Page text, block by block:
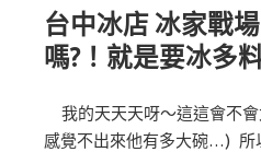
台中冰店 冰家戰
嗎?！就是要冰多
我的天天天呀～這這會不會
感覺不出來他有多大碗…) 所